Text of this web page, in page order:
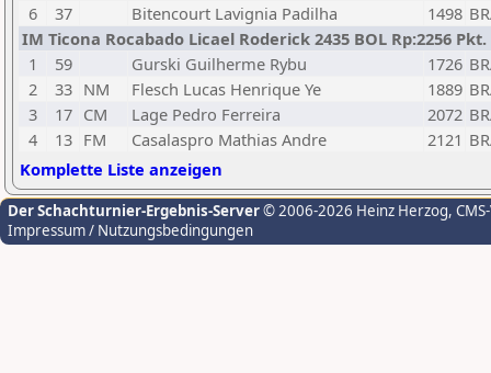
6
37 Bitencourt Lavignia Padilha 1498
IM Ticona Rocabado Licael Roderick 2435 BOL Rp:2256 Pkt.
1
59 Gurski Guilherme Rybu 1726
2
33 NM Flesch Lucas Henrique Ye 1889
3
17 CM Lage Pedro Ferreira 2072
4
13 FM Casalaspro Mathias Andre 2121
Komplette Liste anzeigen
Der Schachturnier-Ergebnis-Server© 2006-2026 Heinz Herzog,
Impressum / Nutzungsbedingungen